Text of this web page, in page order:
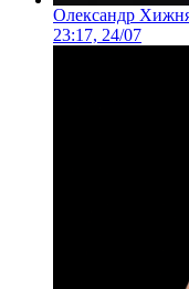
Олександр
23:17, 24/07